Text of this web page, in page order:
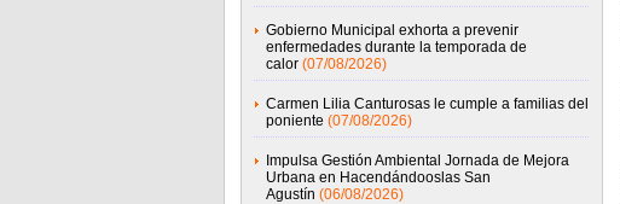
Gobierno Municipal exhorta a prevenir
enfermedades durante la temporada de
calor (07/08/2026)
Carmen Lilia Canturosas le cumple a familias del
poniente (07/08/2026)
Impulsa Gestión Ambiental Jornada de Mejora
Urbana en Hacendándooslas San
Agustín (06/08/2026)